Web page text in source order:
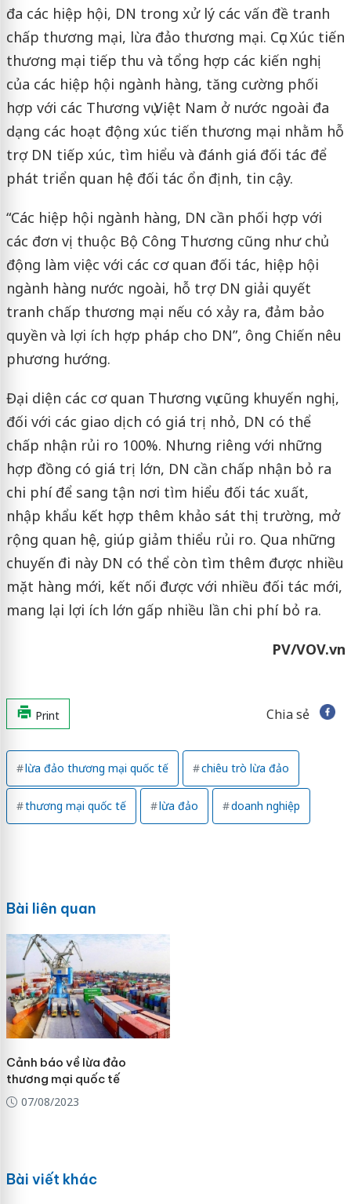
đa các hiệp hội, DN trong xử lý các vấn đề tranh
chấp thương mại, lừa đảo thương mại. Cục Xúc tiến
thương mại tiếp thu và tổng hợp các kiến nghị
của các hiệp hội ngành hàng, tăng cường phối
hợp với các Thương vụ Việt Nam ở nước ngoài đa
dạng các hoạt động xúc tiến thương mại nhằm hỗ
trợ DN tiếp xúc, tìm hiểu và đánh giá đối tác để
phát triển quan hệ đối tác ổn định, tin cậy.
“Các hiệp hội ngành hàng, DN cần phối hợp với
các đơn vị thuộc Bộ Công Thương cũng như chủ
động làm việc với các cơ quan đối tác, hiệp hội
ngành hàng nước ngoài, hỗ trợ DN giải quyết
tranh chấp thương mại nếu có xảy ra, đảm bảo
quyền và lợi ích hợp pháp cho DN”, ông Chiến nêu
phương hướng.
Đại diện các cơ quan Thương vụ cũng khuyến nghị,
đối với các giao dịch có giá trị nhỏ, DN có thể
chấp nhận rủi ro 100%. Nhưng riêng với những
hợp đồng có giá trị lớn, DN cần chấp nhận bỏ ra
chi phí để sang tận nơi tìm hiểu đối tác xuất,
nhập khẩu kết hợp thêm khảo sát thị trường, mở
rộng quan hệ, giúp giảm thiểu rủi ro. Qua những
chuyến đi này DN có thể còn tìm thêm được nhiều
mặt hàng mới, kết nối được với nhiều đối tác mới,
mang lại lợi ích lớn gấp nhiều lần chi phí bỏ ra.
PV/VOV.vn
Print Chia sẻ
lừa đảo thương mại quốc tế chiêu trò lừa đảo
thương mại quốc tế lừa đảo doanh nghiệp
Bài liên quan
Cảnh báo về lừa đảo
thương mại quốc tế
07/08/2023
Bài viết khác